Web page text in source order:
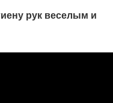
рук веселым и